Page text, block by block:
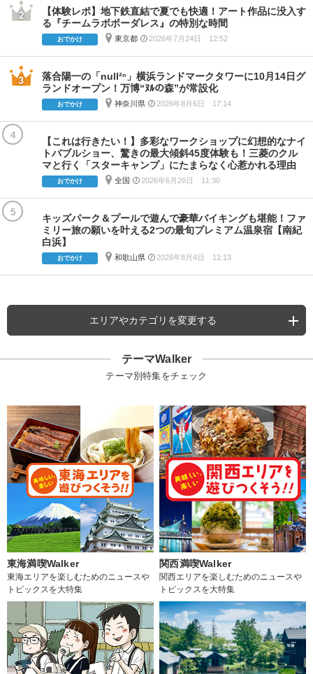
【体験レポ】地下鉄直結で夏でも快適！アート作品に没入す
る『チームラボボーダレス』の特別な時間
おでかけ 東京都 2026年7月24日 12:52
落合陽一の「null²ⁿ」横浜ランドマークタワーに10月14日グ
ランドオープン！万博“ﾇﾙの森”が常設化
おでかけ 神奈川県 2026年8月6日 17:14
4
【これは行きたい！】多彩なワークショップに幻想的なナイ
トバブルショー、驚きの最大傾斜45度体験も！三菱のクル
マと行く「スターキャンプ」にたまらなく心惹かれる理由
おでかけ 全国 2026年6月26日 11:30
5
キッズパーク＆プールで遊んで豪華バイキングも堪能！ファ
ミリー旅の願いを叶える2つの最旬プレミアム温泉宿【南紀
白浜】
おでかけ 和歌山県 2026年8月4日 11:13
エリアやカテゴリを変更する
テーマWalker
テーマ別特集をチェック
東海満喫Walker
東海エリアを楽しむためのニュースや
トピックスを大特集
関西満喫Walker
関西エリアを楽しむためのニュースや
トピックスを大特集